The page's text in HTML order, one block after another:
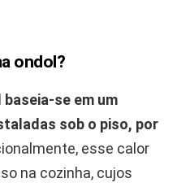
ondol?
se em um
sob o piso, por
esse calor
na cozinha, cujos